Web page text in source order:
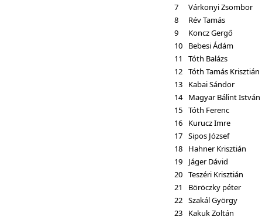
7
Várkonyi Zsombor
8
Rév Tamás
9
Koncz Gergő
10
Bebesi Ádám
11
Tóth Balázs
12 Tóth Tamás Krisztián
13
Kabai Sándor
14 Magyar Bálint István
15 Tóth Ferenc
16
Kurucz Imre
17 Sipos József
18
Hahner Krisztián
19
Jáger Dávid
20 Teszéri Krisztián
21
Böröczky péter
22 Szakál György
23
Kakuk Zoltán